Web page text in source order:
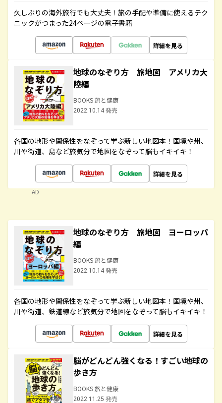
久しぶりの海外旅行でも大丈夫！旅の手配や準備に使えるテク
ニックがつまった24ページの電子書籍
詳細を見る
地球のなぞり方 旅地図 アメリカ大
陸編
BOOKS 旅と健康
2022.10.14 発売
各国の地形や関係性をなぞって学ぶ新しい地図本！国境や州、
川や街道、島など旅気分で地図をなぞって脳もイキイキ！
詳細を見る
AD
地球のなぞり方 旅地図 ヨーロッパ
編
BOOKS 旅と健康
2022.10.14 発売
各国の地形や関係性をなぞって学ぶ新しい地図本！国境や州、
川や街道、鉄道線など旅気分で地図をなぞって脳もイキイキ！
詳細を見る
脳がどんどん強くなる！すごい地球の
歩き方
BOOKS 旅と健康
2022.11.25 発売